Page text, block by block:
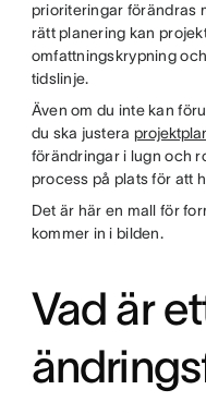
prioriteringar förändras
rätt planering kan
omfattningskrypning
tidslinje.
Även om du inte kan
du ska justera
förändringar i lugn och
process på plats för att
Det är här en mall för
kommer in i bilden.
Vad är